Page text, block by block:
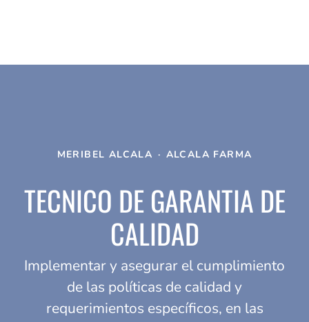
MERIBEL ALCALA · ALCALA FARMA
TECNICO DE GARANTIA DE
CALIDAD
Implementar y asegurar el cumplimiento
de las políticas de calidad y
requerimientos específicos, en las